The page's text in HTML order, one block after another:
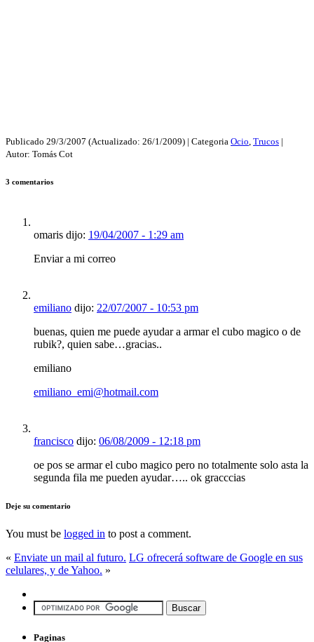
Publicado 29/3/2007 (Actualizado: 26/1/2009) | Categoria Ocio, Trucos |
Autor: Tomás Cot
3 comentarios
omaris dijo: 19/04/2007 - 1:29 am
Enviar a mi correo
emiliano dijo: 22/07/2007 - 10:53 pm
buenas, quien me puede ayudar a armar el cubo magico o de
rubik?, quien sabe…gracias..
emiliano
emiliano_emi@hotmail.com
francisco dijo: 06/08/2009 - 12:18 pm
oe pos se armar el cubo magico pero no totalmente solo asta la
segunda fila me pueden ayudar….. ok gracccias
Deje su comentario
You must be logged in to post a comment.
« Enviate un mail al futuro. LG ofrecerá software de Google en sus
celulares, y de Yahoo. »
Paginas